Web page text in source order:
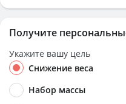
Получите
Укажите вашу цель
Снижение веса
Набор массы